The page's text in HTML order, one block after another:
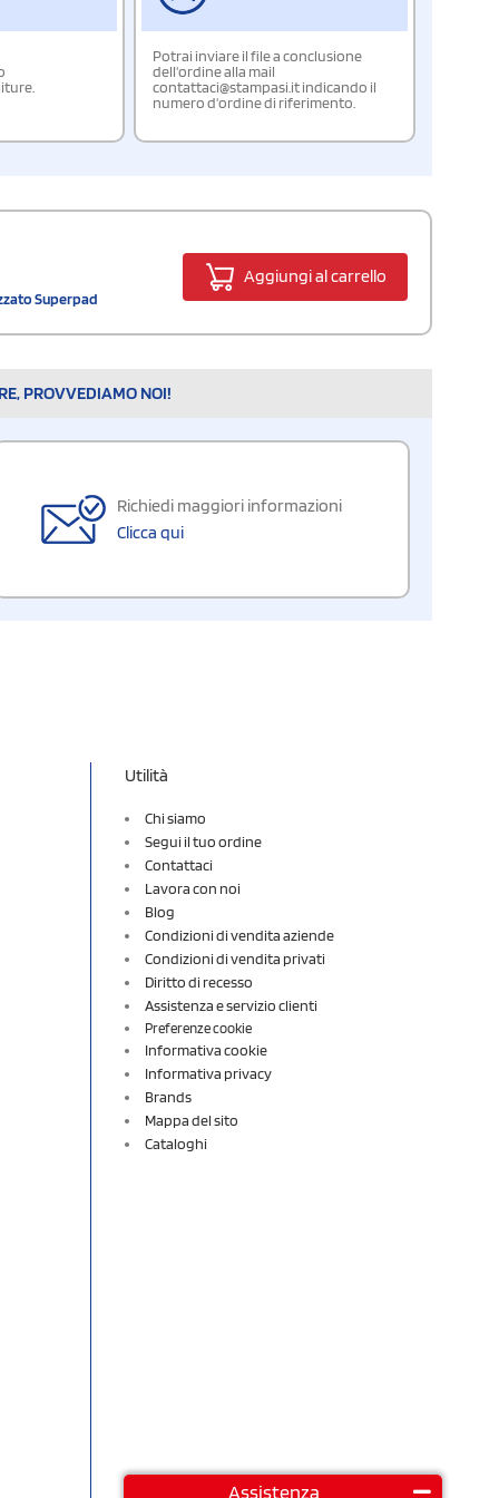
Potrai inviare il file a conclusione
dell'ordine alla mail
contattaci@stampasi.it indicando il
numero d'ordine di riferimento.
Superpad
Aggiungi al carrello
PROVVEDIAMO NOI!
Richiedi maggiori informazioni
Clicca qui
Utilità
Chi siamo
Segui il tuo ordine
Contattaci
Lavora con noi
Blog
Condizioni di vendita aziende
Condizioni di vendita privati
Diritto di recesso
Assistenza e servizio clienti
Preferenze cookie
Informativa cookie
Informativa privacy
Brands
Mappa del sito
Cataloghi
Assistenza